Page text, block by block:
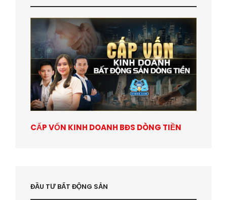
CẤP VỐN KINH DOANH BĐS DÒNG TIỀN
ĐẦU TƯ BẤT ĐỘNG SẢN